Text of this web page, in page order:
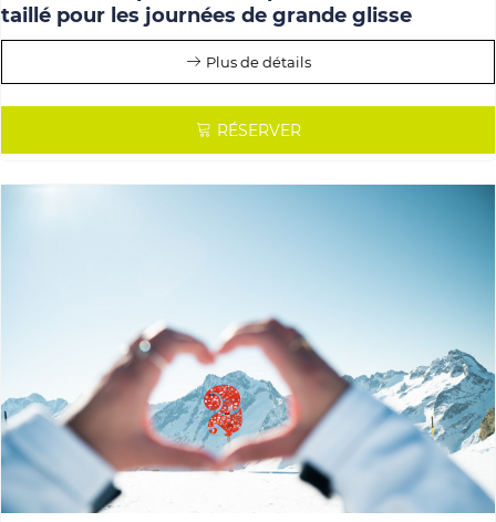
taillé pour les journées de grande glisse
Plus de détails
RÉSERVER